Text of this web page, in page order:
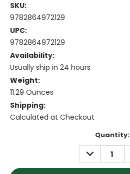
SKU:
9782864972129
UPC:
9782864972129
Availability:
Usually ship in 24 hours
Weight:
11.29 Ounces
Shipping:
Calculated at Checkout
Quantity:
DECREASE
QUANTITY: